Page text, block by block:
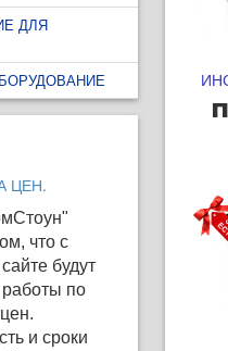
ДЛЯ
ЦЕН.
что с
будут
работы по
.
и сроки